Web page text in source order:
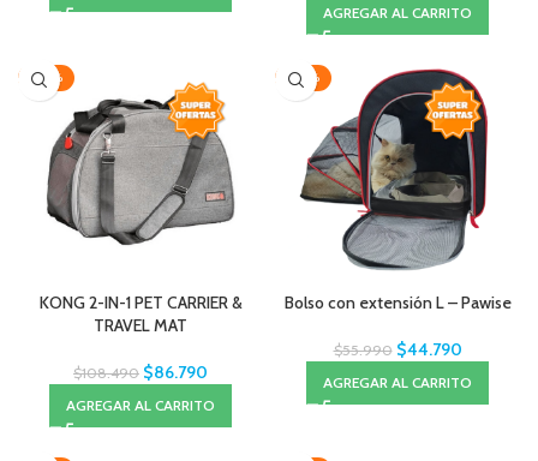
AGREGAR AL CARRITO
-20%
KONG 2-IN-1 PET CARRIER &
TRAVEL MAT
$108.490 $86.790
AGREGAR AL CARRITO
-20%
Bolso con extensión L – Pawise
$55.990 $44.790
AGREGAR AL CARRITO